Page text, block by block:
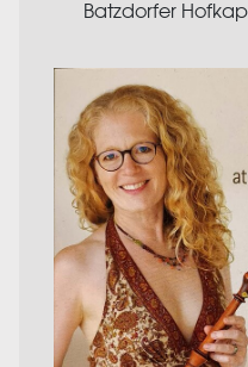
Batzdorfer